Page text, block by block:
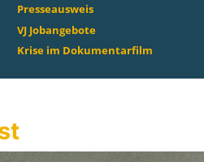
Presseausweis
VJ Jobangebote
Krise im Dokumentarfilm